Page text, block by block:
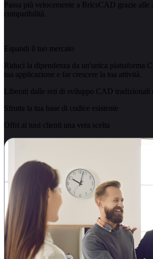
Passa più velocemente a BricsCAD grazie alle
compatibilità.
Espandi il tuo mercato
Riduci la dipendenza da un'unica piattaforma
tua applicazione e far crescere la tua attività.
Liberati dalle reti di sviluppo CAD tradizionali
Sfrutta la tua base di codice esistente
Offri ai tuoi clienti una vera scelta